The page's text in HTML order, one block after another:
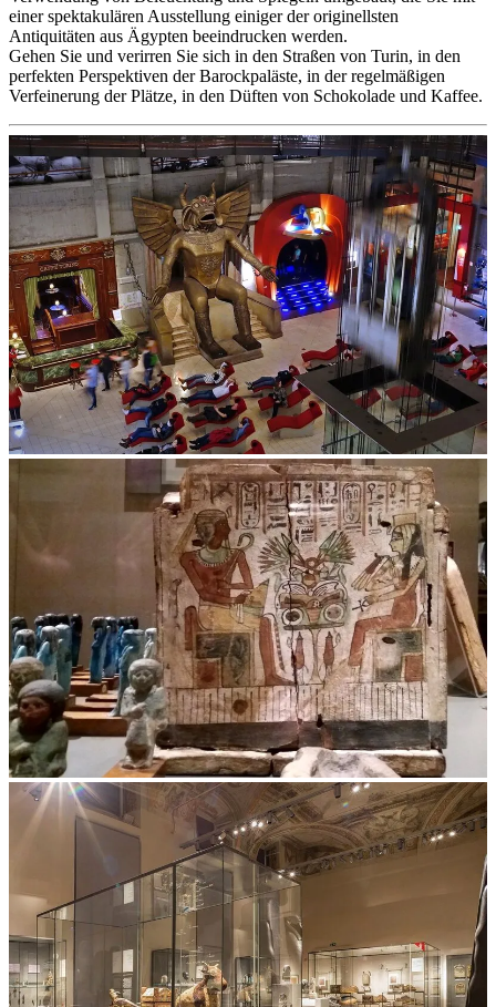
einer spektakulären Ausstellung einiger der originellsten
Antiquitäten aus Ägypten beeindrucken werden.
Gehen Sie und verirren Sie sich in den Straßen von Turin, in den
perfekten Perspektiven der Barockpaläste, in der regelmäßigen
Verfeinerung der Plätze, in den Düften von Schokolade und Kaffee.